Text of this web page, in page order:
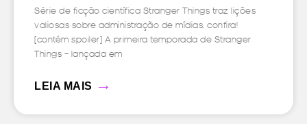
Série de ficção científica Stranger Things traz lições
valiosas sobre administração de mídias, confira!
[contém spoiler] A primeira temporada de Stranger
Things – lançada em
LEIA MAIS →